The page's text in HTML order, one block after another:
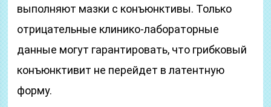
выполняют мазки с конъюнктивы. Только
отрицательные клинико-лабораторные
данные могут гарантировать, что грибковый
конъюнктивит не перейдет в латентную
форму.